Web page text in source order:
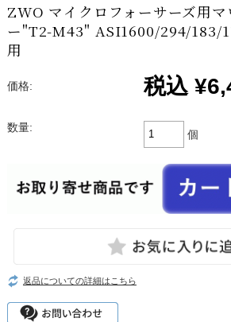
ZWO マイクロフォーサーズ用マ
ー"T2-M43" ASI1600/294/183/
用
価格: 税込
数量:
個
返品についての詳細はこちら